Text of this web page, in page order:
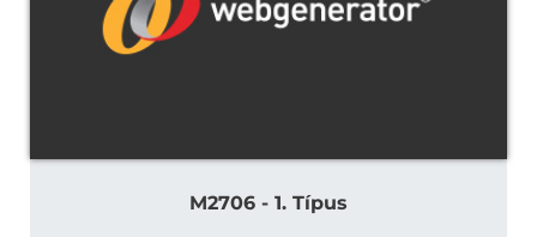
M2706 - 1. Típus